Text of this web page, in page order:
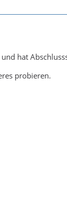
hat
probieren.